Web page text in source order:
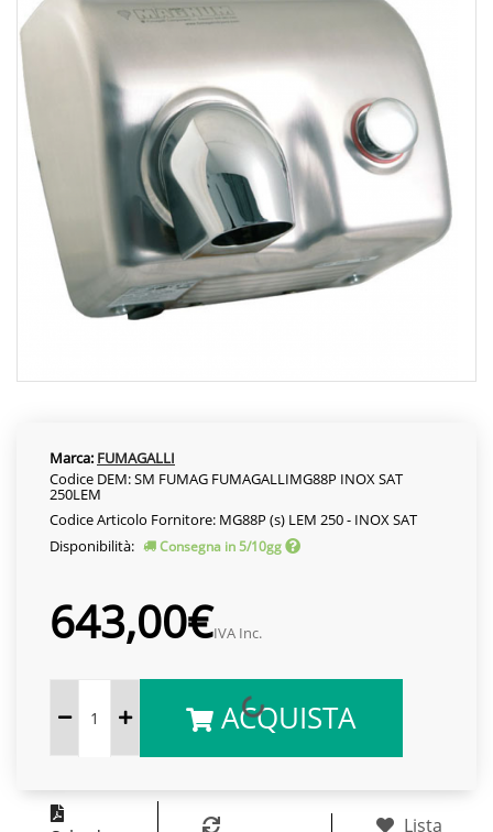
Marca: FUMAGALLI
Codice DEM: SM FUMAG FUMAGALLIMG88P INOX SAT
250LEM
Codice Articolo Fornitore: MG88P (s) LEM 250 - INOX SAT
Disponibilità:
Consegna in 5/10gg
643,00€IVA Inc.
ACQUISTA
Lista